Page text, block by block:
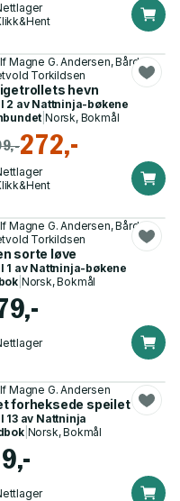
Magne G. Andersen, Bård
Torkildsen
hevn
2 av Nattninja-bøkene
|Norsk, Bokmål
272,-
Magne G. Andersen, Bård
Torkildsen
sorte løve
1 av Nattninja-bøkene
Norsk, Bokmål
Magne G. Andersen
forheksede speilet
13 av Nattninja
| Norsk, Bokmål